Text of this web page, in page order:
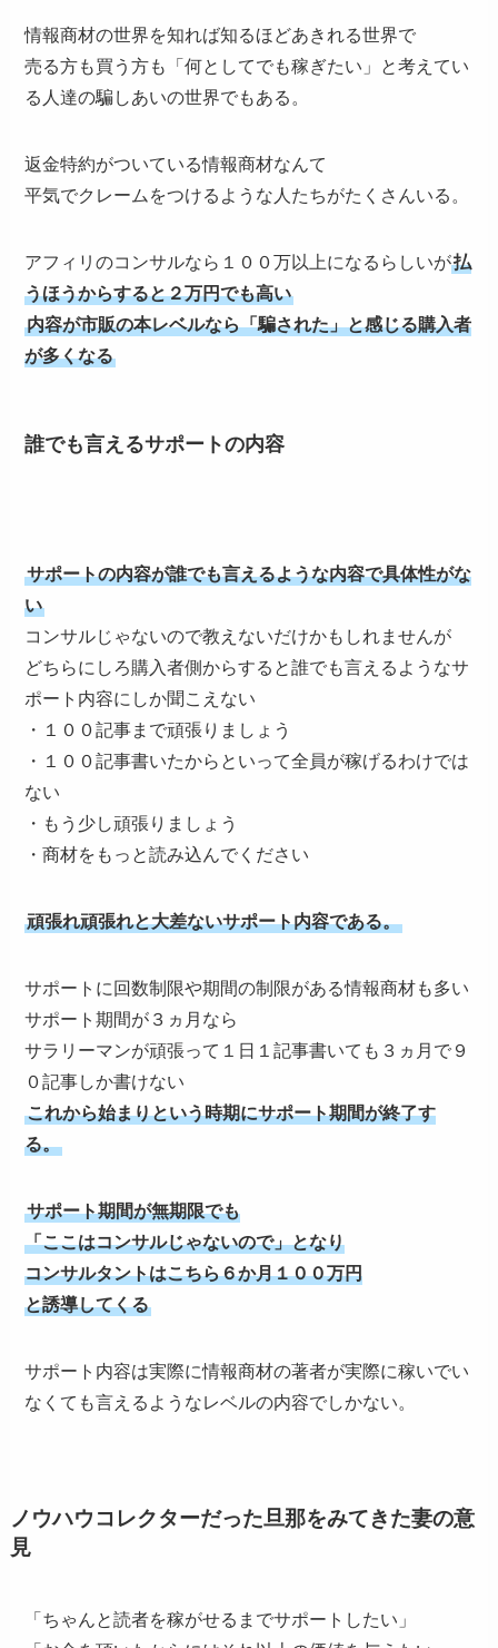
情報商材の世界を知れば知るほどあきれる世界で
売る方も買う方も「何としてでも稼ぎたい」と考えてい
る人達の騙しあいの世界でもある。
返金特約がついている情報商材なんて
平気でクレームをつけるような人たちがたくさんいる。
アフィリのコンサルなら１００万以上になるらしいが払
うほうからすると２万円でも高い
内容が市販の本レベルなら「騙された」と感じる購入者
が多くなる
誰でも言えるサポートの内容
サポートの内容が誰でも言えるような内容で具体性がな
い
コンサルじゃないので教えないだけかもしれませんが
どちらにしろ購入者側からすると誰でも言えるようなサ
ポート内容にしか聞こえない
・１００記事まで頑張りましょう
・１００記事書いたからといって全員が稼げるわけでは
ない
・もう少し頑張りましょう
・商材をもっと読み込んでください
頑張れ頑張れと大差ないサポート内容である。
サポートに回数制限や期間の制限がある情報商材も多い
サポート期間が３ヵ月なら
サラリーマンが頑張って１日１記事書いても３ヵ月で９
０記事しか書けない
これから始まりという時期にサポート期間が終了す
る。
サポート期間が無期限でも
「ここはコンサルじゃないので」となり
コンサルタントはこちら６か月１００万円
と誘導してくる
サポート内容は実際に情報商材の著者が実際に稼いでい
なくても言えるようなレベルの内容でしかない。
ノウハウコレクターだった旦那をみてきた妻の意
見
「ちゃんと読者を稼がせるまでサポートしたい」